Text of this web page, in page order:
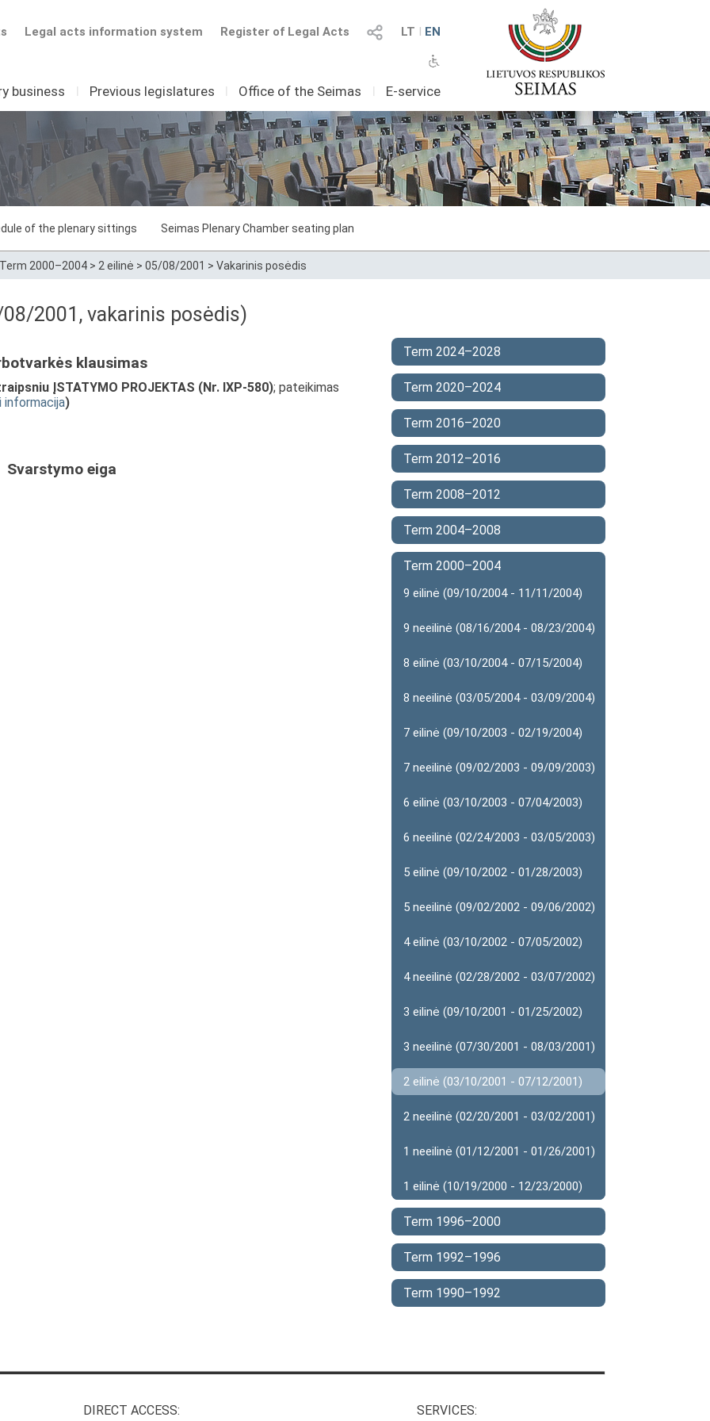
LT I EN
Register of Legal Acts
Legal acts information system
business I Previous legislatures I Office of the Seimas I E-service
of the plenary sittings Seimas Plenary Chamber seating plan
Term 2000–2004 > 2 eilinė > 05/08/2001 > Vakarinis posėdis
2001, vakarinis posėdis)
klausimas
ĮSTATYMO PROJEKTAS (Nr. IXP-580); pateikimas
informacija)
Svarstymo eiga
Term 2024–2028
Term 2020–2024
Term 2016–2020
Term 2012–2016
Term 2008–2012
Term 2004–2008
Term 2000–2004
9 eilinė (09/10/2004 - 11/11/2004)
9 neeilinė (08/16/2004 - 08/23/2004)
8 eilinė (03/10/2004 - 07/15/2004)
8 neeilinė (03/05/2004 - 03/09/2004)
7 eilinė (09/10/2003 - 02/19/2004)
7 neeilinė (09/02/2003 - 09/09/2003)
6 eilinė (03/10/2003 - 07/04/2003)
6 neeilinė (02/24/2003 - 03/05/2003)
5 eilinė (09/10/2002 - 01/28/2003)
5 neeilinė (09/02/2002 - 09/06/2002)
4 eilinė (03/10/2002 - 07/05/2002)
4 neeilinė (02/28/2002 - 03/07/2002)
3 eilinė (09/10/2001 - 01/25/2002)
3 neeilinė (07/30/2001 - 08/03/2001)
2 eilinė (03/10/2001 - 07/12/2001)
2 neeilinė (02/20/2001 - 03/02/2001)
1 neeilinė (01/12/2001 - 01/26/2001)
1 eilinė (10/19/2000 - 12/23/2000)
Term 1996–2000
Term 1992–1996
Term 1990–1992
DIRECT ACCESS: SERVICES: